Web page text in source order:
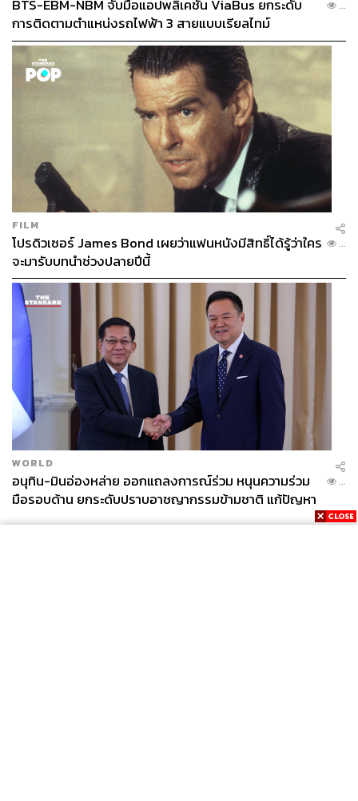
ภายนอกอีก 400,000 ต้นต่อไป เพื่อให้ครบตามเป้าหมายในปี
นี้ที่ 600,000 ต้น
กิจกรรมปลูกป่าเมื่อวันที่ 28 สิงหาคม 2565 ที่โรงงานโตโย
ต้าบ้านโพธิ์ได้รับเกียรติจากทั้ง ไมตรี ไตรติลานันท์ ผู้ว่า
ราชการจังหวัดฉะเชิงเทรา พร้อมด้วย โนริอากิ ยามาชิตะ
กรรมการผู้จัดการใหญ่ บริษัท โตโยต้า มอเตอร์ ประเทศไทย
จำกัด, ณพพลวรรฒ โสมณวัตร์ ผู้อำนวยการ สำนักจัดการ
ทรัพยากรป่าไม้ที่ 9 สาขาปราจีนบุรี และคณะผู้บริหารระดับ
สูงของโตโยต้า บริษัทในเครือฯ ผู้ผลิตชิ้นส่วนโตโยต้า ผู้แทน
จำหน่ายโตโยต้า พันธมิตรทางธุรกิจ และจิตอาสาโตโยต้า
รวมกว่า 1,800 คน
“โตโยต้าเชื่อว่านี่จะเป็นพื้นฐานสำคัญในการขับเคลื่อนพลัง
ด้านสิ่งแวดล้อมในประเทศไทย และสนับสนุนเป้าหมายการ
พัฒนาที่ยั่งยืน (SDGs – Sustainable Development Goal)
ตลอดจนเป้าหมายความเป็นกลางทางคาร์บอน (Carbon
Neutral) ของประเทศไทยภายใน
พ.ศ. 2593 ให้ลุล่วงต่อไป”
BTS-EBM-NBM จับมือแอปพลิเคชัน ViaBus ยกระดับ
การติดตามตำแหน่งรถไฟฟ้า 3 สายแบบเรียลไทม์
...
FILM
โปรดิวเซอร์ James Bond เผยว่าแฟนหนังมีสิทธิ์ได้รู้ว่าใคร
จะมารับบทนำช่วงปลายปีนี้
...
WORLD
อนุทิน-มินอ่องหล่าย ออกแถลงการณ์ร่วม หนุนความร่วม
มือรอบด้าน ยกระดับปราบอาชญากรรมข้ามชาติ แก้ปัญหา
หมอกควัน-มลพิษทางน้ำ
...